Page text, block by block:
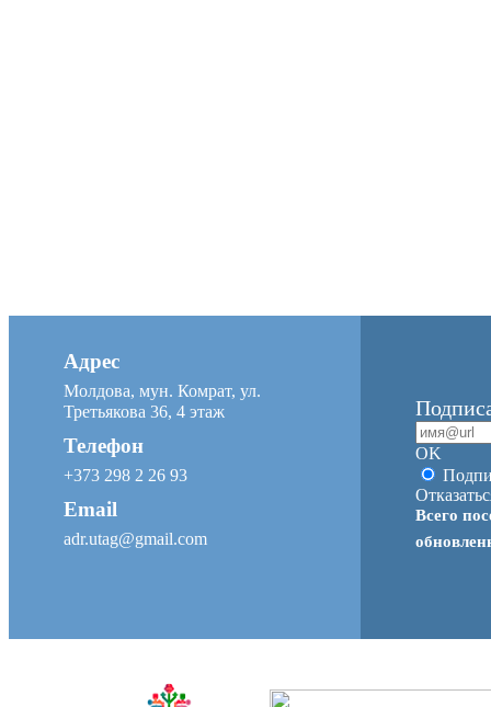
Адрес
Молдова, мун. Комрат, ул.
Третьякова 36, 4 этаж
Телефон
+373 298 2 26 93
Email
adr.utag@gmail.com
OK
Всего